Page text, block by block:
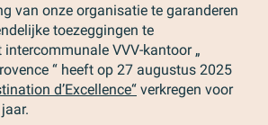
van onze organisatie te garanderen
toezeggingen te
intercommunale VVV-kantoor „
“ heeft op 27 augustus 2025
d’Excellence“ verkregen voor